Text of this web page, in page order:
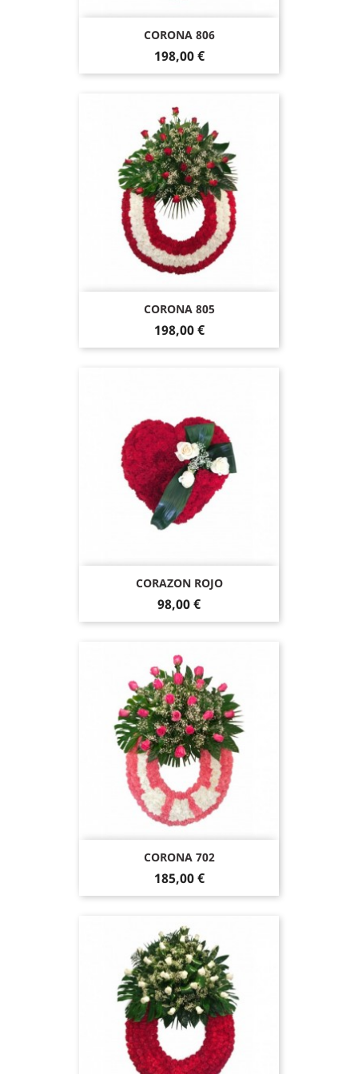
CORONA 806
198,00 €
CORONA 805
198,00 €
CORAZON ROJO
98,00 €
CORONA 702
185,00 €